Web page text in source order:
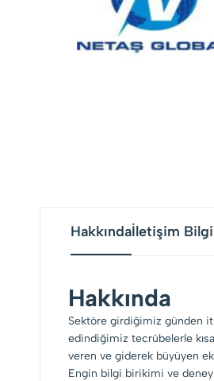
Hakkındaİletişim
Hakkında
Sektöre girdiğimiz günden
edindiğimiz tecrübelerle
veren ve giderek büyüyen
Engin bilgi birikimi ve